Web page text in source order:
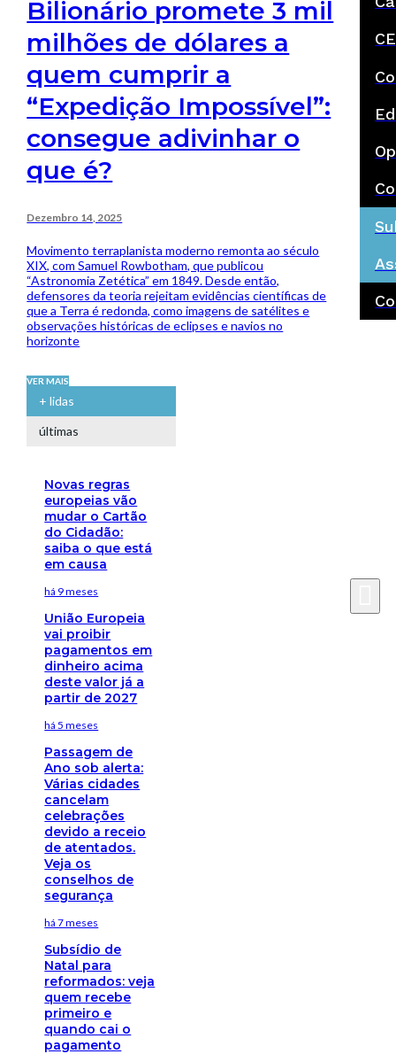
Bilionário promete 3 mil
milhões de dólares a
quem cumprir a
“Expedição Impossível”:
consegue adivinhar o
que é?
Dezembro 14, 2025
Movimento terraplanista moderno remonta ao século
XIX, com Samuel Rowbotham, que publicou
“Astronomia Zetética” em 1849. Desde então,
defensores da teoria rejeitam evidências científicas de
que a Terra é redonda, como imagens de satélites e
observações históricas de eclipses e navios no
horizonte
VER MAIS
+ lidas
últimas
Novas regras
europeias vão
mudar o Cartão
do Cidadão:
saiba o que está
em causa
há 9 meses
União Europeia
vai proibir
pagamentos em
dinheiro acima
deste valor já a
partir de 2027
há 5 meses
Passagem de
Ano sob alerta:
Várias cidades
cancelam
celebrações
devido a receio
de atentados.
Veja os
conselhos de
segurança
há 7 meses
Subsídio de
Natal para
reformados: veja
quem recebe
primeiro e
quando cai o
pagamento